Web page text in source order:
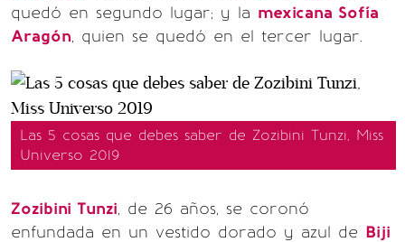
quedó en segundo lugar; y la mexicana Sofía
Aragón, quien se quedó en el tercer lugar.
Las 5 cosas que debes saber de Zozibini Tunzi, Miss
Universo 2019
Zozibini Tunzi, de 26 años, se coronó
enfundada en un vestido dorado y azul de Biji